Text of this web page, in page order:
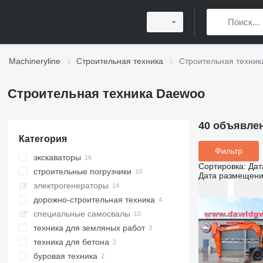
Machineryline Строительная техника Строительная
Строительная техника Daewoo
Категория
экскаваторы
гусеничные экскаваторы
средние экскаваторы
колесные экскаваторы
мини-экскаваторы
экскаваторы для перевалки
строительные погрузчики
фронтальные погрузчики
мини-погрузчики
электрогенераторы
дорожно-строительная техника
швонарезчики
бетонорезы
специальные самосвалы
мини-самосвалы
самосвалы
шарнирные самосвалы
техника для земляных работ
виброплиты
техника для бетона
миксеры строительные
буровая техника
40
Фильтр
Сортировка:
Дата